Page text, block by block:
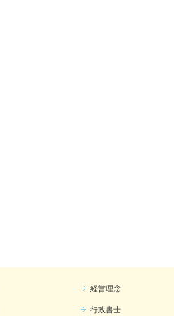
経営理念
行政書士